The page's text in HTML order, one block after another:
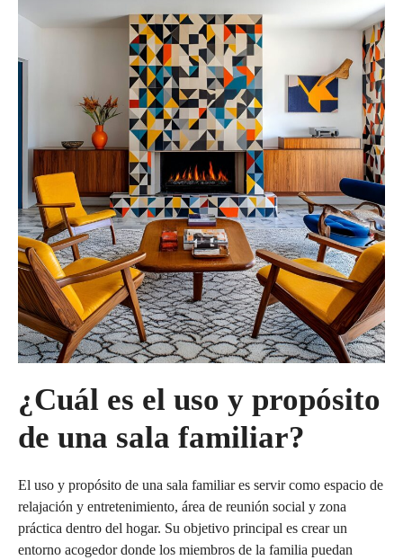
¿Cuál es el uso y propósito
de una sala familiar?
El uso y propósito de una sala familiar es servir como espacio de
relajación y entretenimiento, área de reunión social y zona
práctica dentro del hogar. Su objetivo principal es crear un
entorno acogedor donde los miembros de la familia puedan